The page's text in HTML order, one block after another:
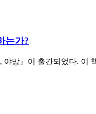
는가?
망』이 출간되었다.